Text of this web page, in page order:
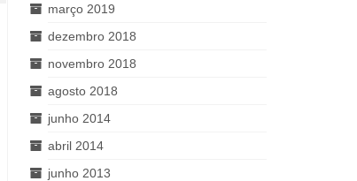
março 2019
dezembro 2018
novembro 2018
agosto 2018
junho 2014
abril 2014
junho 2013